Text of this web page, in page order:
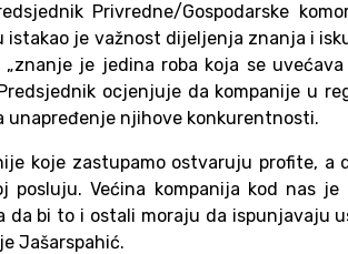
Privredne/Gospodarske
je važnost dijeljenja znanja i
je jedina roba koja se
ocjenjuje da kompanije u
unapređenje njihove konkurentnosti.
koje zastupamo ostvaruju profite,
posluju. Većina kompanija kod nas
da bi to i ostali moraju da ispunjavaju
Jašarspahić.